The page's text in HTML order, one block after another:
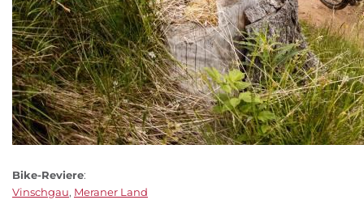
Bike-Reviere:
Vinschgau, Meraner Land